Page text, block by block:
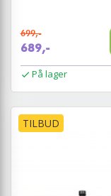
699,-
689,-
På lager
TILBUD